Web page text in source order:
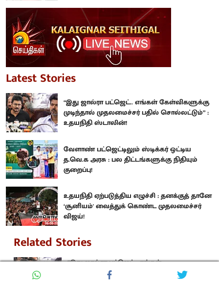
Latest Stories
“இது ஜால்ரா பட்ஜெட்.. எங்கள் கேள்விகளுக்கு
முடிந்தால் முதலமைச்சர் பதில் சொல்லட்டும்” :
உதயநிதி ஸ்டாலின்!
வேளாண் பட்ஜெட்டிலும் ஸ்டிக்கர் ஒட்டிய
த.வெ.க அரசு : பல திட்டங்களுக்கு நிதியும்
குறைப்பு!
உதயநிதி ஏற்படுத்திய எழுச்சி : தனக்குத் தானே
‘சூனியம்' வைத்துக் கொண்ட முதலமைச்சர்
விஜய்!
Related Stories
“இது ஜால்ரா பட்ஜெட்.. எங்கள்
கேள்விகளுக்கு முடிந்தால் முதலமைச்சர்
பதில் சொல்லட்டும்” : உதயநிதி ஸ்டாலின்!